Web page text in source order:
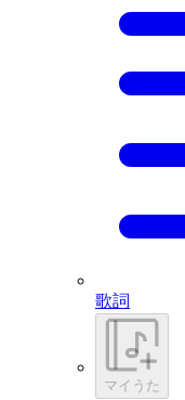
歌詞
マイうた